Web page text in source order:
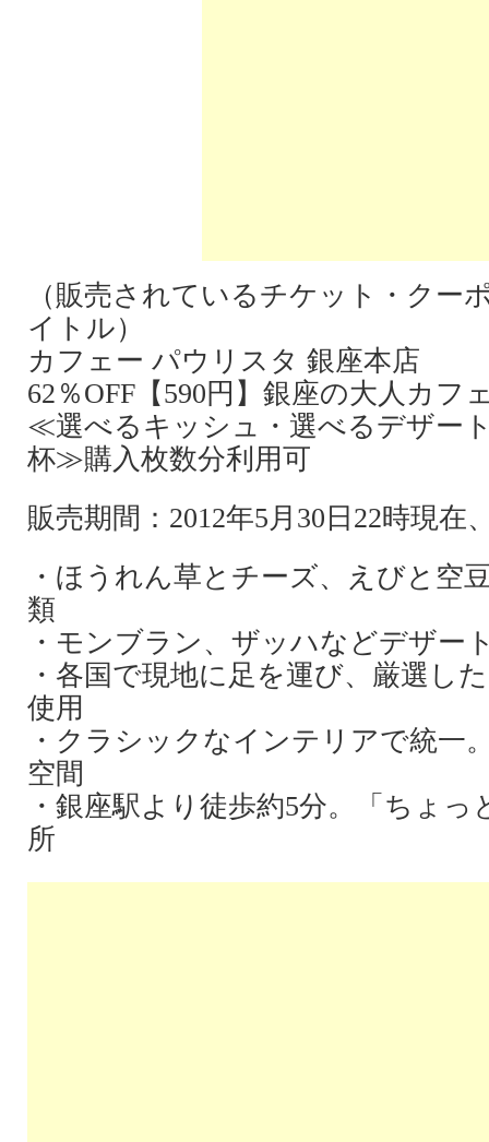
（販売されているチケット・クー
イトル）
カフェー パウリスタ 銀座本店
62％OFF【590円】銀座の大人カフ
≪選べるキッシュ・選べるデザー
杯≫購入枚数分利用可
販売期間：2012年5月30日22時現在
・ほうれん草とチーズ、えびと空
類
・モンブラン、ザッハなどデザー
・各国で現地に足を運び、厳選し
使用
・クラシックなインテリアで統一
空間
・銀座駅より徒歩約5分。「ちょ
所